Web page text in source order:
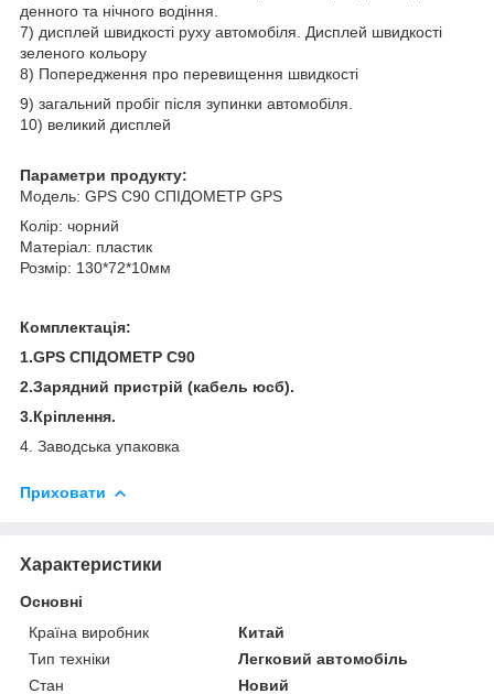
денного та нічного водіння.
7) дисплей швидкості руху автомобіля. Дисплей швидкості
зеленого кольору
8) Попередження про перевищення швидкості
9) загальний пробіг після зупинки автомобіля.
10) великий дисплей
Параметри продукту:
Модель: GPS С90 СПІДОМЕТР GPS
Колір: чорний
Матеріал: пластик
Розмір: 130*72*10мм
Комплектація:
1.GPS СПІДОМЕТР С90
2.Зарядний пристрій (кабель юсб).
3.Кріплення.
4. Заводська упаковка
Приховати
Характеристики
Основні
Країна виробник
Китай
Тип техніки
Легковий автомобіль
Стан
Новий